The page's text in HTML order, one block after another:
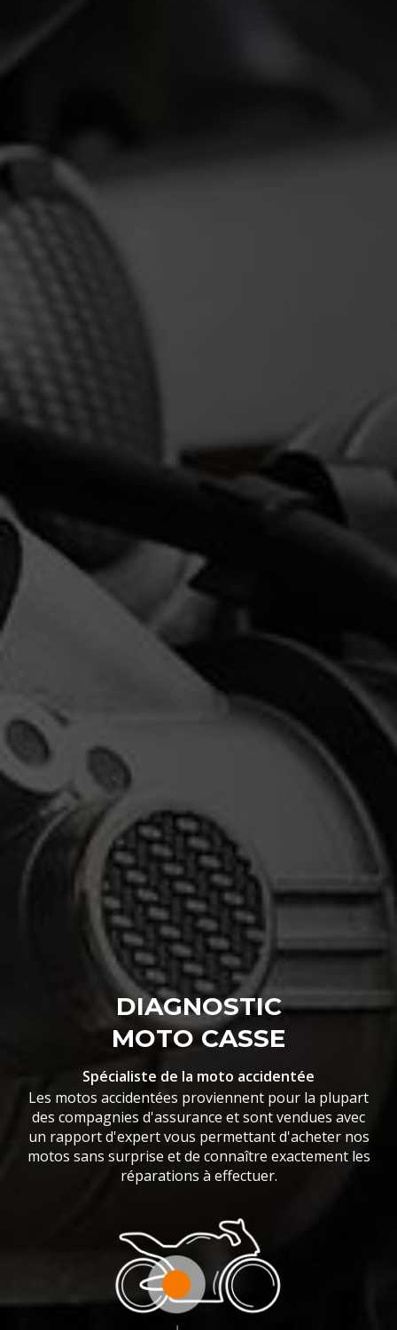
DIAGNOSTIC
MOTO CASSE
Spécialiste de la moto accidentée
Les motos accidentées proviennent pour la plupart
des compagnies d'assurance et sont vendues avec
un rapport d'expert vous permettant d'acheter nos
motos sans surprise et de connaître exactement les
réparations à effectuer.